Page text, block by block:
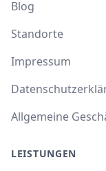
Blog
Standorte
Impressum
Allgemeine
LEISTUNGEN